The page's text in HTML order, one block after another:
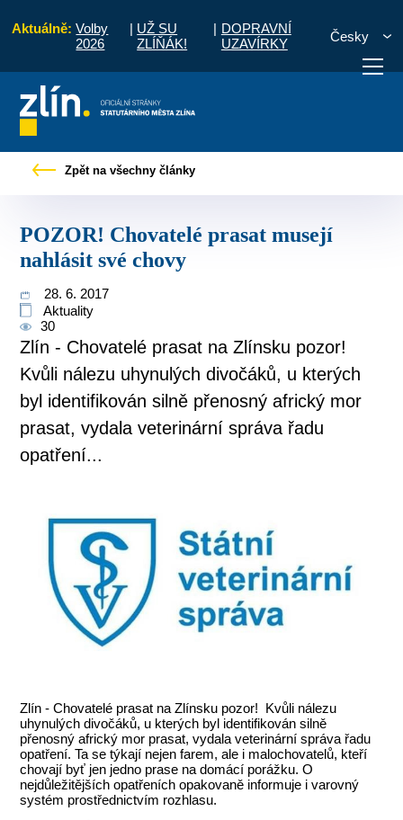
Aktuálně: Volby
2026
| UŽ SU
ZLÍŇÁK!
| DOPRAVNÍ
UZAVÍRKY
Česky
vyřídit Potřebuji zaplatit
Zpět na všechny články
POZOR! Chovatelé prasat musejí
nahlásit své chovy
28. 6. 2017
Aktuality
30
Zlín - Chovatelé prasat na Zlínsku pozor!
Kvůli nálezu uhynulých divočáků, u kterých
byl identifikován silně přenosný africký mor
prasat, vydala veterinární správa řadu
opatření...
Zlín - Chovatelé prasat na Zlínsku pozor! Kvůli nálezu
uhynulých divočáků, u kterých byl identifikován silně
přenosný africký mor prasat, vydala veterinární správa řadu
opatření. Ta se týkají nejen farem, ale i malochovatelů, kteří
chovají byť jen jedno prase na domácí porážku. O
nejdůležitějších opatřeních opakovaně informuje i varovný
systém prostřednictvím rozhlasu.